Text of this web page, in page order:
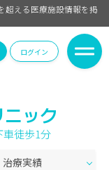
超える医療施設情報を掲
ログイン
ック
徒歩1分
治療実績